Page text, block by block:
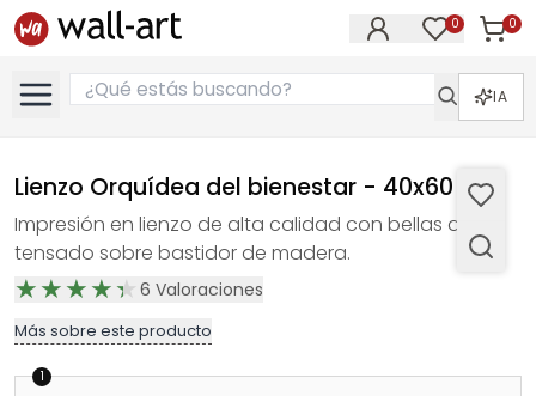
0 0
IA
Lienzo Orquídea del bienestar - 40x60 cm
Impresión en lienzo de alta calidad con bellas artes
tensado sobre bastidor de madera.
6 Valoraciones
Más sobre este producto
1